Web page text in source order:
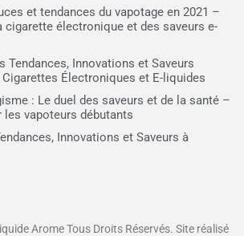
et tendances du vapotage en 2021 –
cigarette électronique et des saveurs e-
Tendances, Innovations et Saveurs
Électroniques et E-liquides
: Le duel des saveurs et de la santé –
les vapoteurs débutants
Innovations et Saveurs à
Arome Tous Droits Réservés. Site réalisé